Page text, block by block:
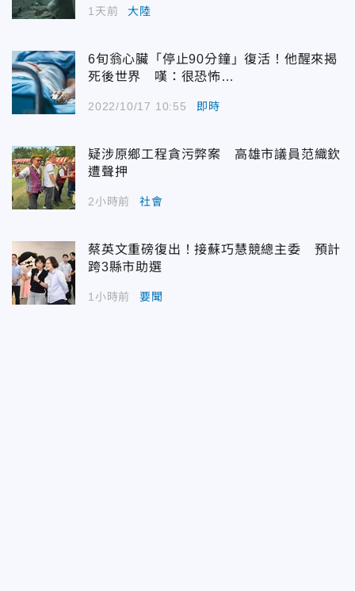
1天前 大陸
6旬翁心臟「停止90分鐘」復活！他醒來揭
死後世界 嘆：很恐怖…
2022/10/17 10:55 即時
疑涉原鄉工程貪污弊案 高雄市議員范織欽
遭聲押
2小時前 社會
蔡英文重磅復出！接蘇巧慧競總主委 預計
跨3縣市助選
1小時前 要聞